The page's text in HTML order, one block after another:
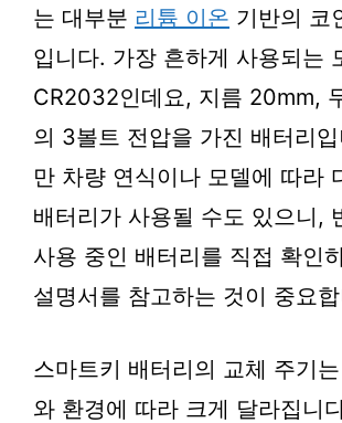
는 대부분 리튬 이온 기반의 코
입니다. 가장 흔하게 사용되는
CR2032인데요, 지름 20mm,
의 3볼트 전압을 가진 배터리
만 차량 연식이나 모델에 따라
배터리가 사용될 수도 있으니,
사용 중인 배터리를 직접 확인
설명서를 참고하는 것이 중요
스마트키 배터리의 교체 주기
와 환경에 따라 크게 달라집니